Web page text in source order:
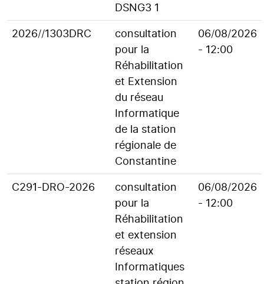
DSNG3 1
2026//1303DRC
consultation
pour la
Réhabilitation
et Extension
du réseau
Informatique
de la station
régionale de
Constantine
06/08/2026
- 12:00
C291-DRO-2026
consultation
pour la
Réhabilitation
et extension
réseaux
Informatiques
06/08/2026
- 12:00